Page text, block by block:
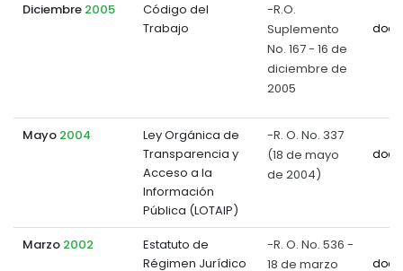
Diciembre 2005
Código del
Trabajo
-R.O.
Suplemento
No. 167 - 16 de
diciembre de
2005
Mayo 2004
Ley Orgánica de
Transparencia y
Acceso a la
Información
Pública (LOTAIP)
-R. O. No. 337
(18 de mayo
de 2004)
Marzo 2002
Estatuto de
Régimen Jurídico
-R. O. No. 536 -
18 de marzo